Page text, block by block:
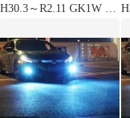
H30.3～R2.11 GK1W 爆
LED フォグランプ バル
ブ 球 2個SET 特注ハイ
パワーLEDチップ搭載
ポン付け 新品 送料込み
Bタイプ